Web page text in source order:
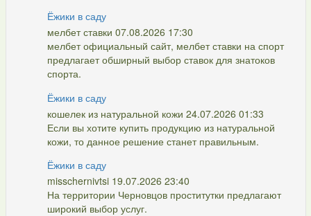
Ёжики в саду
мелбет ставки 07.08.2026 17:30
мелбет официальный сайт, мелбет ставки на спорт
предлагает обширный выбор ставок для знатоков
спорта.
Ёжики в саду
кошелек из натуральной кожи 24.07.2026 01:33
Если вы хотите купить продукцию из натуральной
кожи, то данное решение станет правильным.
Ёжики в саду
misschernivtsi 19.07.2026 23:40
На территории Черновцов проститутки предлагают
широкий выбор услуг.